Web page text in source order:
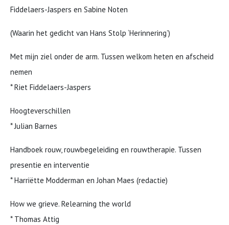
Fiddelaers-Jaspers en Sabine Noten
(Waarin het gedicht van Hans Stolp ‘Herinnering’)
Met mijn ziel onder de arm. Tussen welkom heten en afscheid
nemen
* Riet Fiddelaers-Jaspers
Hoogteverschillen
* Julian Barnes
Handboek rouw, rouwbegeleiding en rouwtherapie. Tussen
presentie en interventie
* Harriëtte Modderman en Johan Maes (redactie)
How we grieve. Relearning the world
* Thomas Attig